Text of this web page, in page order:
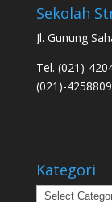
Sekolah
Jl. Gunung
Tel. (021)-
(021)-4258809
Kategori
Kategori